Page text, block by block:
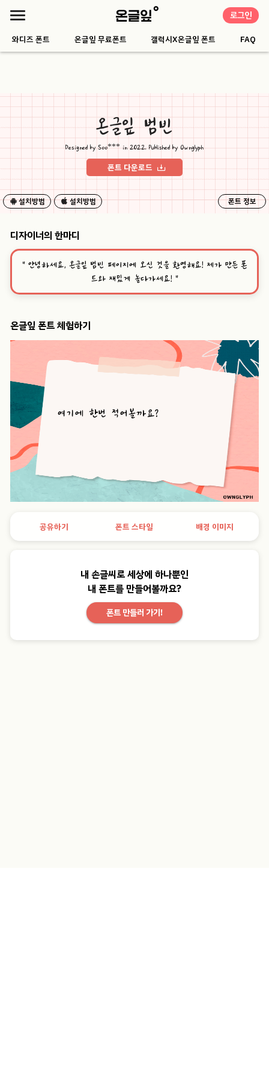
로그인
와디즈 폰트 온글잎 무료폰트 갤럭시X온글잎 폰트 FAQ
온글잎 범빈
Designed by Soo*** in 2022. Published by Ownglyph
폰트 다운로드
설치방법 설치방법 폰트 정보
디자이너의 한마디
“ 안녕하세요, 온글잎 범빈 페이지에 오신 것을 환영해요! 제가 만든 폰
트와 재밌게 놀다가세요! ”
온글잎 폰트 체험하기
공유하기 폰트 스타일 배경 이미지
내 손글씨로 세상에 하나뿐인
내 폰트를 만들어볼까요?
폰트 만들러 가기!